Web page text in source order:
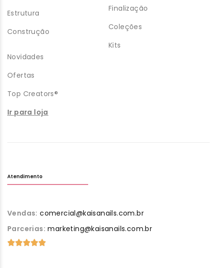
Estrutura
Construção
Finalização
Coleções
Kits
Novidades
Ofertas
Top Creators®
Ir para loja
Atendimento
Vendas: comercial@kaisanails.com.br
Parcerias: marketing@kaisanails.com.br